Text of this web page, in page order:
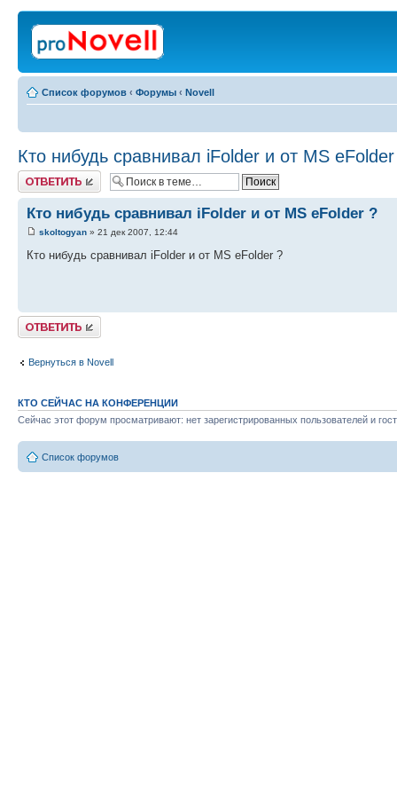
Список форумов ‹ Форумы ‹ Novell
Кто нибудь сравнивал iFolder и от MS
Ответить
Кто нибудь сравнивал iFolder и от MS eFolder ?
skoltogyan » 21 дек 2007, 12:44
Кто нибудь сравнивал iFolder и от MS eFolder ?
Ответить
Вернуться в Novell
КТО СЕЙЧАС НА КОНФЕРЕНЦИИ
Сейчас этот форум просматривают: нет зарегистрированных пользователей и
Список форумов